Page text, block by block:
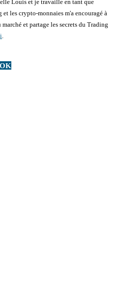
Louis et je travaille en tant que
les crypto-monnaies m'a encouragé à
et partage les secrets du Trading
.